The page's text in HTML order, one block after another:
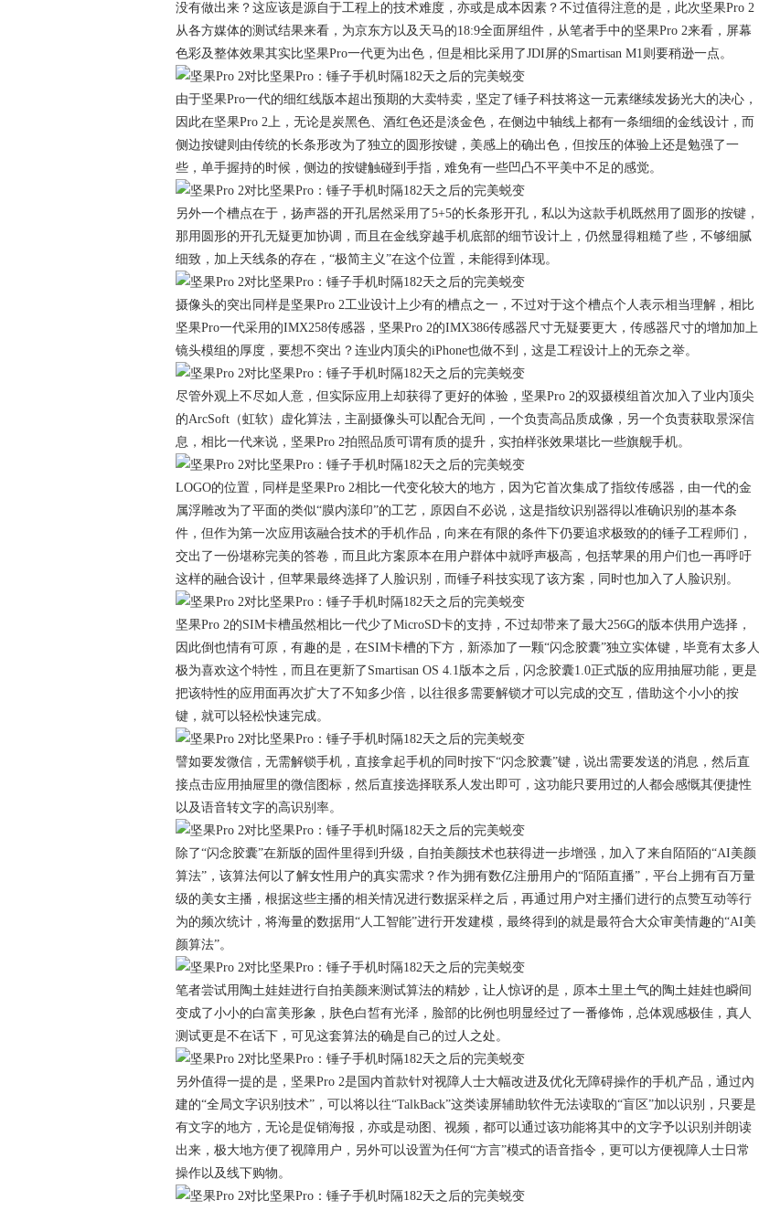
没有做出来？这应该是源自于工程上的技术难度，亦或是成本因素？不过值得注意的是，此次坚果Pro 2
从各方媒体的测试结果来看，为京东方以及天马的18:9全面屏组件，从笔者手中的坚果Pro 2来看，屏幕
色彩及整体效果其实比坚果Pro一代更为出色，但是相比采用了JDI屏的Smartisan M1则要稍逊一点。
由于坚果Pro一代的细红线版本超出预期的大卖特卖，坚定了锤子科技将这一元素继续发扬光大的决心，
因此在坚果Pro 2上，无论是炭黑色、酒红色还是淡金色，在侧边中轴线上都有一条细细的金线设计，而
侧边按键则由传统的长条形改为了独立的圆形按键，美感上的确出色，但按压的体验上还是勉强了一
些，单手握持的时候，侧边的按键触碰到手指，难免有一些凹凸不平美中不足的感觉。
另外一个槽点在于，扬声器的开孔居然采用了5+5的长条形开孔，私以为这款手机既然用了圆形的按键，
那用圆形的开孔无疑更加协调，而且在金线穿越手机底部的细节设计上，仍然显得粗糙了些，不够细腻
细致，加上天线条的存在，“极简主义”在这个位置，未能得到体现。
摄像头的突出同样是坚果Pro 2工业设计上少有的槽点之一，不过对于这个槽点个人表示相当理解，相比
坚果Pro一代采用的IMX258传感器，坚果Pro 2的IMX386传感器尺寸无疑要更大，传感器尺寸的增加加上
镜头模组的厚度，要想不突出？连业内顶尖的iPhone也做不到，这是工程设计上的无奈之举。
尽管外观上不尽如人意，但实际应用上却获得了更好的体验，坚果Pro 2的双摄模组首次加入了业内顶尖
的ArcSoft（虹软）虚化算法，主副摄像头可以配合无间，一个负责高品质成像，另一个负责获取景深信
息，相比一代来说，坚果Pro 2拍照品质可谓有质的提升，实拍样张效果堪比一些旗舰手机。
LOGO的位置，同样是坚果Pro 2相比一代变化较大的地方，因为它首次集成了指纹传感器，由一代的金
属浮雕改为了平面的类似“膜内漾印”的工艺，原因自不必说，这是指纹识别器得以准确识别的基本条
件，但作为第一次应用该融合技术的手机作品，向来在有限的条件下仍要追求极致的的锤子工程师们，
交出了一份堪称完美的答卷，而且此方案原本在用户群体中就呼声极高，包括苹果的用户们也一再呼吁
这样的融合设计，但苹果最终选择了人脸识别，而锤子科技实现了该方案，同时也加入了人脸识别。
坚果Pro 2的SIM卡槽虽然相比一代少了MicroSD卡的支持，不过却带来了最大256G的版本供用户选择，
因此倒也情有可原，有趣的是，在SIM卡槽的下方，新添加了一颗“闪念胶囊”独立实体键，毕竟有太多人
极为喜欢这个特性，而且在更新了Smartisan OS 4.1版本之后，闪念胶囊1.0正式版的应用抽屉功能，更是
把该特性的应用面再次扩大了不知多少倍，以往很多需要解锁才可以完成的交互，借助这个小小的按
键，就可以轻松快速完成。
譬如要发微信，无需解锁手机，直接拿起手机的同时按下“闪念胶囊”键，说出需要发送的消息，然后直
接点击应用抽屉里的微信图标，然后直接选择联系人发出即可，这功能只要用过的人都会感慨其便捷性
以及语音转文字的高识别率。
除了“闪念胶囊”在新版的固件里得到升级，自拍美颜技术也获得进一步增强，加入了来自陌陌的“AI美颜
算法”，该算法何以了解女性用户的真实需求？作为拥有数亿注册用户的“陌陌直播”，平台上拥有百万量
级的美女主播，根据这些主播的相关情况进行数据采样之后，再通过用户对主播们进行的点赞互动等行
为的频次统计，将海量的数据用“人工智能”进行开发建模，最终得到的就是最符合大众审美情趣的“AI美
颜算法”。
笔者尝试用陶土娃娃进行自拍美颜来测试算法的精妙，让人惊讶的是，原本土里土气的陶土娃娃也瞬间
变成了小小的白富美形象，肤色白皙有光泽，脸部的比例也明显经过了一番修饰，总体观感极佳，真人
测试更是不在话下，可见这套算法的确是自己的过人之处。
另外值得一提的是，坚果Pro 2是国内首款针对视障人士大幅改进及优化无障碍操作的手机产品，通过內
建的“全局文字识别技术”，可以将以往“TalkBack”这类读屏辅助软件无法读取的“盲区”加以识别，只要是
有文字的地方，无论是促销海报，亦或是动图、视频，都可以通过该功能将其中的文字予以识别并朗读
出来，极大地方便了视障用户，另外可以设置为任何“方言”模式的语音指令，更可以方便视障人士日常
操作以及线下购物。